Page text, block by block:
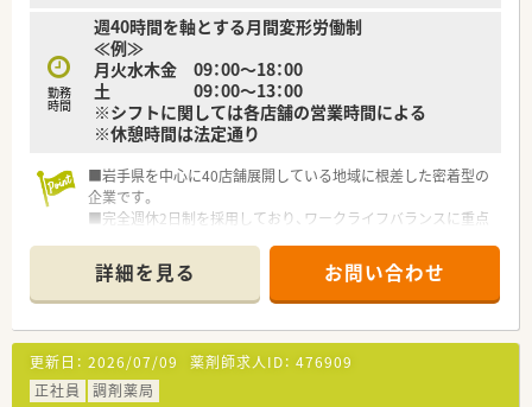
勤務
時間
週40時間を軸とする月間変形労働制
≪例≫
月火水木金 09：00～18：00
土 09：00～13：00
※シフトに関しては各店舗の営業時間による
※休憩時間は法定通り
■岩手県を中心に40店舗展開している地域に根差した密着型の
企業です。
■完全週休2日制を採用しており、ワークライフバランスに重点
■新卒採用も積極的に行っており、若手も活躍できる環境は整っ
ております。
■教育制度は集合研修やEラーニングを活用しております。
詳細を見る お問い合わせ
更新日： 2026/07/09 薬剤師求人ID： 476909
正社員
調剤薬局